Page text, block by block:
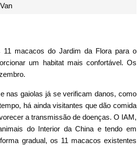
11 macacos do Jardim da Flora para o
um habitat mais confortável. Os
nas gaiolas já se verificam danos, como
há ainda visitantes que dão comida
a transmissão de doenças. O IAM,
do Interior da China e tendo em
gradual, os 11 macacos existentes